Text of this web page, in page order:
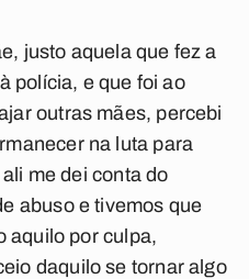
justo aquela que fez a
polícia, e que foi ao
outras mães, percebi
na luta para
me dei conta do
abuso e tivemos que
aquilo por culpa,
daquilo se tornar algo